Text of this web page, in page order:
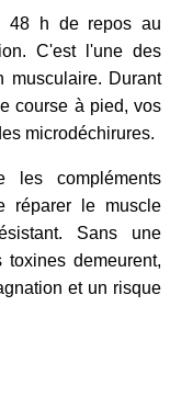
48 h de repos au
C'est l'une des
musculaire. Durant
course à pied, vos
microdéchirures.
les compléments
réparer le muscle
Sans une
demeurent,
et un risque